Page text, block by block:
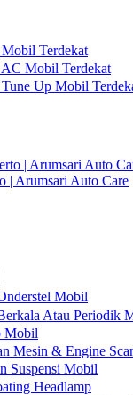
Terdekat
Mobil Terdekat
Up Mobil
| Arumsari Auto Care
Mobil
Atau Periodik
Mobil
Mesin & Engine
Suspensi Mobil
Headlamp